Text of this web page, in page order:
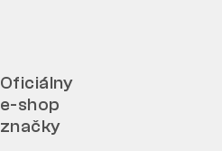
Oficiálny
e-shop
značky